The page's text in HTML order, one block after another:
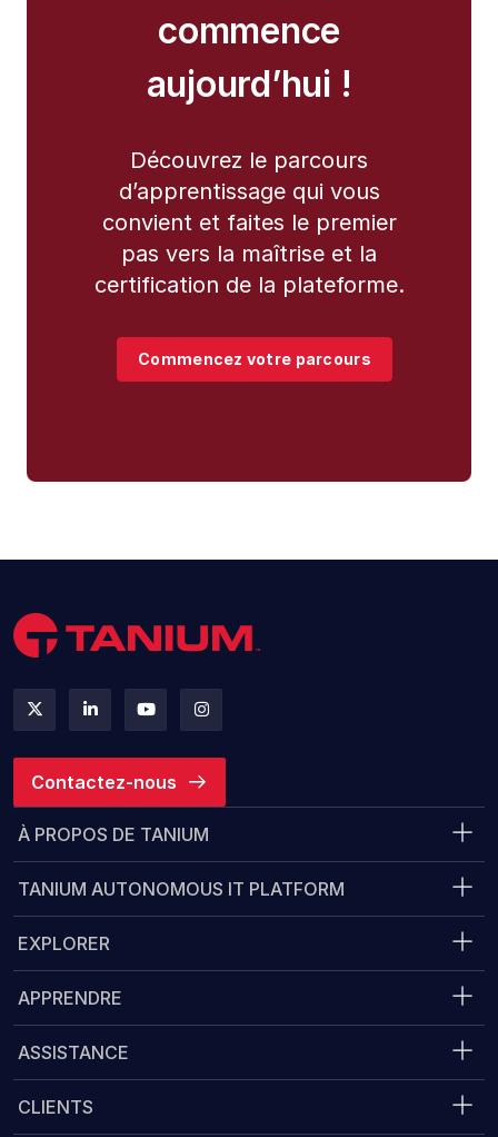
commence
aujourd’hui !
Découvrez le parcours
d’apprentissage qui vous
convient et faites le premier
pas vers la maîtrise et la
certification de la plateforme.
Commencez votre parcours
Contactez-nous
À PROPOS DE TANIUM
TANIUM AUTONOMOUS IT PLATFORM
EXPLORER
APPRENDRE
ASSISTANCE
CLIENTS